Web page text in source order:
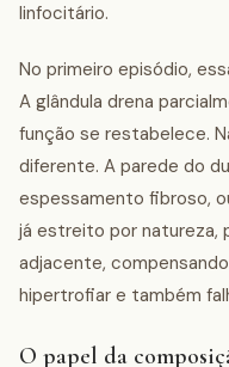
linfocitário.
No primeiro episódio,
A glândula drena
função se restabelece.
diferente. A parede do
espessamento fibroso,
já estreito por natureza,
adjacente,
hipertrofiar e também
O papel da